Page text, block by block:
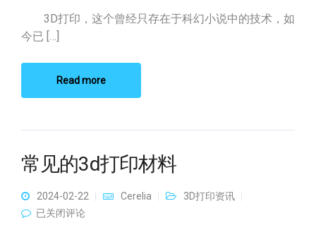
3D打印，这个曾经只存在于科幻小说中的技术，如
今已 […]
Read more
常见的3d打印材料
2024-02-22 Cerelia
3D打印资讯
常见的3d打印材料
已关闭评论